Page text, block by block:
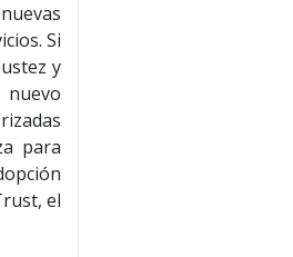
Si
y
para
el